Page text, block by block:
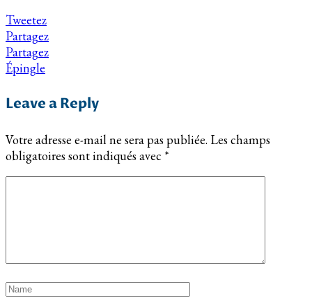
Tweetez
Partagez
Partagez
Épingle
Leave a Reply
Votre adresse e-mail ne sera pas publiée. Les champs
obligatoires sont indiqués avec *